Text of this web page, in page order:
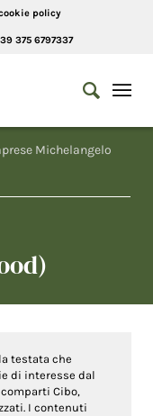
policy
375 6797337
Michelangelo
testata che
di interesse dal
Cibo,
I contenuti